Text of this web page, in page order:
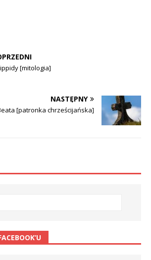
[mitologia]
NASTĘPNY
[patronka chrześcijańska]